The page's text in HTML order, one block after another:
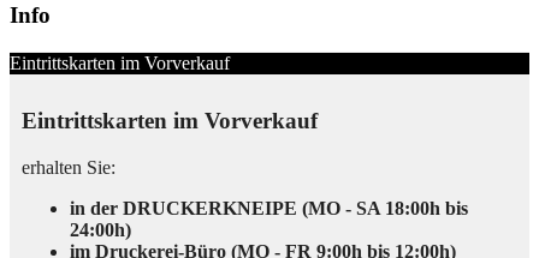
Info
Eintrittskarten im Vorverkauf
Eintrittskarten im Vorverkauf
erhalten Sie:
in der DRUCKERKNEIPE (MO - SA 18:00h bis
24:00h)
im Druckerei-Büro (MO - FR 9:00h bis 12:00h)